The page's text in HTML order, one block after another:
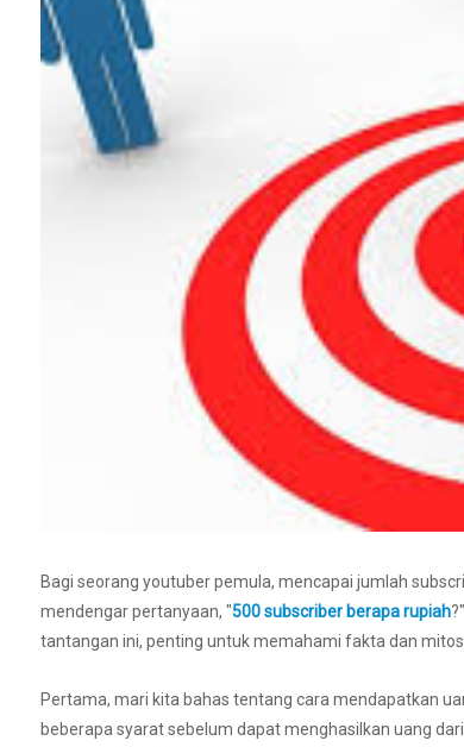
Bagi seorang youtuber pemula, mencapai jumlah
mendengar pertanyaan, "500 subscriber berapa rupiah
tantangan ini, penting untuk memahami fakta dan
Pertama, mari kita bahas tentang cara mendapatkan
beberapa syarat sebelum dapat menghasilkan uang